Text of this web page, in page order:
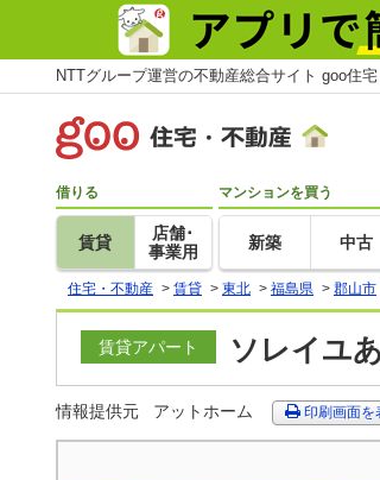
NTTグループ運営の不動産総合サイト goo住
借りる
賃貸
店舗･
事業用
マンションを買う
新築 中古
住宅・不動産 > 賃貸 > 東北 > 福島県 > 郡山市
賃貸アパート ソレイユ
情報提供元 アットホーム 印刷画面を